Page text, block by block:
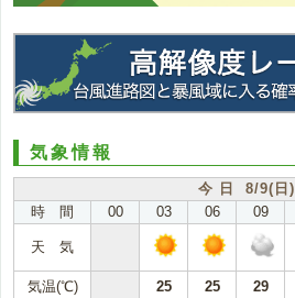
気象情報
今 日 8/9(日)
時 間
00 03 06 09
天 気
気温(℃) 25 25 29